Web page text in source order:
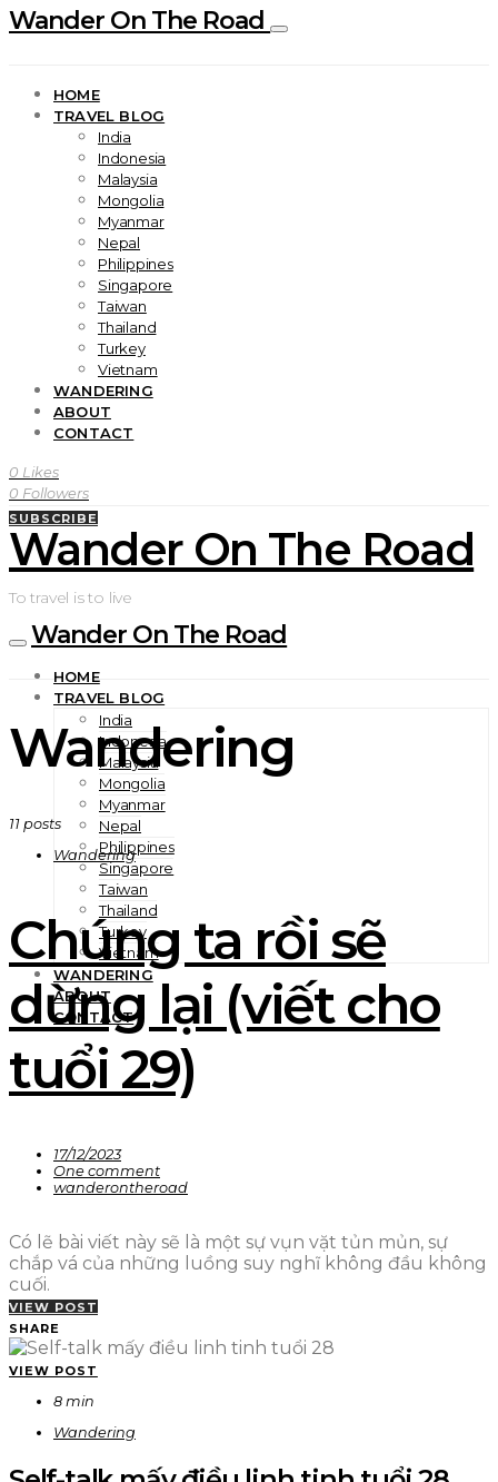
Wander On The Road
HOME
TRAVEL BLOG
India
Indonesia
Malaysia
Mongolia
Myanmar
Nepal
Philippines
Singapore
Taiwan
Thailand
Turkey
Vietnam
WANDERING
ABOUT
CONTACT
0 Likes
0 Followers
SUBSCRIBE
Wander On The Road
To travel is to live
Wander On The Road
HOME
TRAVEL BLOG
India
Indonesia
Malaysia
Mongolia
Myanmar
Nepal
Philippines
Singapore
Taiwan
Thailand
Turkey
Vietnam
WANDERING
ABOUT
CONTACT
Wandering
11 posts
Wandering
Chúng ta rồi sẽ
dừng lại (viết cho
tuổi 29)
17/12/2023
One comment
wanderontheroad
Có lẽ bài viết này sẽ là một sự vụn vặt tủn mủn, sự
chắp vá của những luồng suy nghĩ không đầu không
cuối.
VIEW POST
SHARE
VIEW POST
8 min
Wandering